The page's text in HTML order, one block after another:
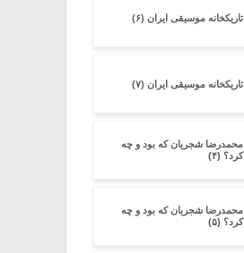
تاریکخانه موسیقی ایران (۶)
تاریکخانه موسیقی ایران (۷)
محمدرضا شجریان که بود و چه
کرد؟ (۴)
محمدرضا شجریان که بود و چه
کرد؟ (۵)